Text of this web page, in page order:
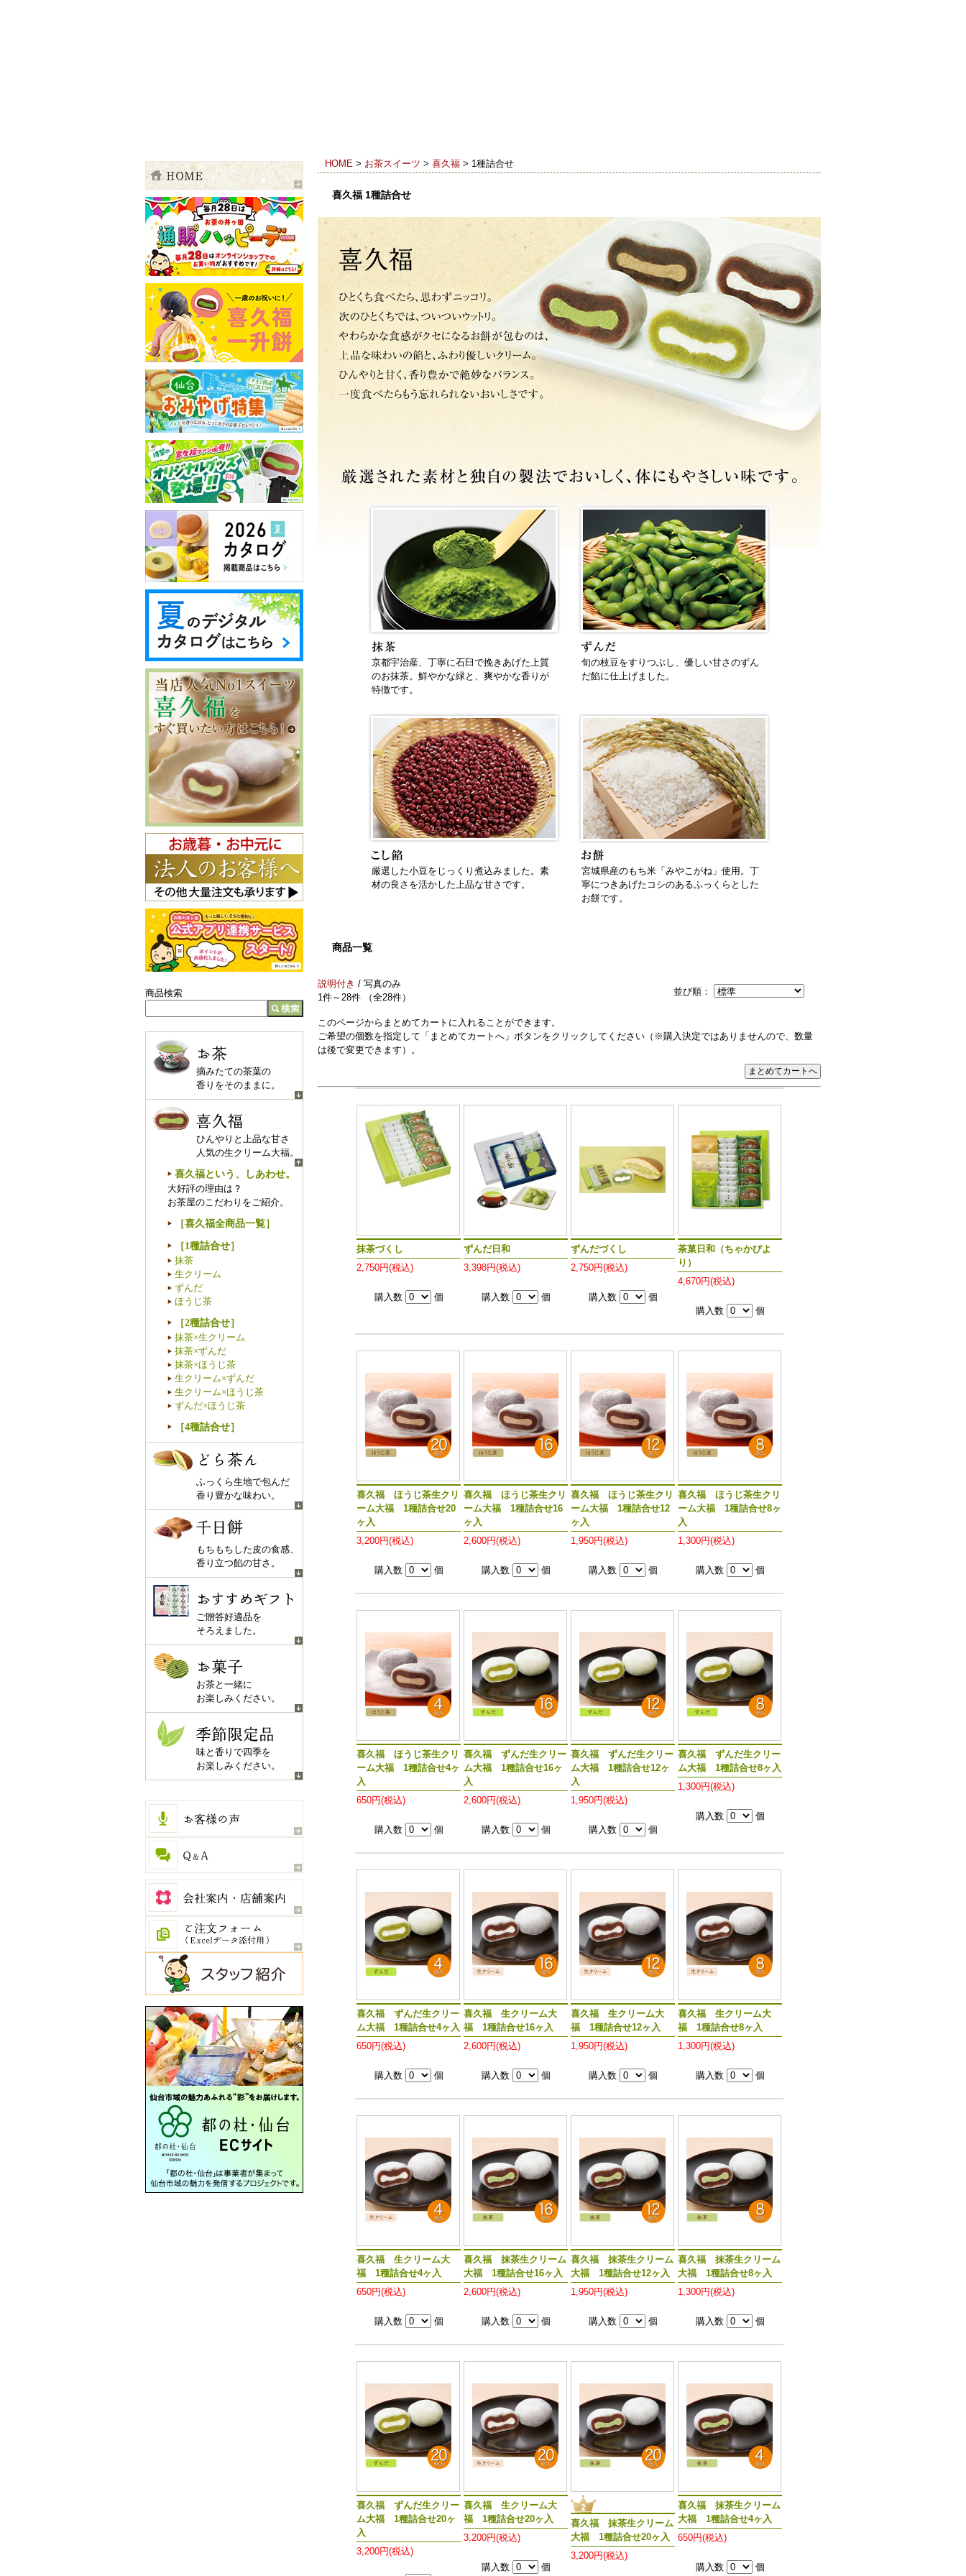
商品検索
お茶
摘みたての茶葉の
香りをそのままに。
喜久福
ひんやりと上品な甘さ
人気の生クリーム大福。
喜久福という、しあわせ。
大好評の理由は？
お茶屋のこだわりをご紹介。
［喜久福全商品一覧］
［1種詰合せ］
抹茶
生クリーム
ずんだ
ほうじ茶
［2種詰合せ］
抹茶×生クリーム
抹茶×ずんだ
抹茶×ほうじ茶
生クリーム×ずんだ
生クリーム×ほうじ茶
ずんだ×ほうじ茶
［4種詰合せ］
どら茶ん
ふっくら生地で包んだ
香り豊かな味わい。
千日餅
もちもちした皮の食感、
香り立つ餡の甘さ。
おすすめギフト
ご贈答好適品を
そろえました。
お菓子
お茶と一緒に
お楽しみください。
季節限定品
味と香りで四季を
お楽しみください。
HOME > お茶スイーツ > 喜久福 > 1種詰合せ
喜久福 1種詰合せ
京都宇治産、丁寧に石臼で挽きあげた上質
のお抹茶。鮮やかな緑と、爽やかな香りが
特徴です。
旬の枝豆をすりつぶし、優しい甘さのずん
だ餡に仕上げました。
厳選した小豆をじっくり煮込みました。素
材の良さを活かした上品な甘さです。
宮城県産のもち米「みやこがね」使用。丁
寧につきあげたコシのあるふっくらとした
お餅です。
商品一覧
並び順：
説明付き / 写真のみ
1件～28件 （全28件）
このページからまとめてカートに入れることができます。
ご希望の個数を指定して「まとめてカートへ」ボタンをクリックしてください（※購入決定ではありませんので、数量
は後で変更できます）。
抹茶づくし
2,750円(税込)
購入数 個
ずんだ日和
3,398円(税込)
購入数 個
ずんだづくし
2,750円(税込)
購入数 個
茶菓日和（ちゃかびよ
り）
4,670円(税込)
購入数 個
喜久福 ほうじ茶生クリ
ーム大福 1種詰合せ20
ヶ入
3,200円(税込)
購入数 個
喜久福 ほうじ茶生クリ
ーム大福 1種詰合せ16
ヶ入
2,600円(税込)
購入数 個
喜久福 ほうじ茶生クリ
ーム大福 1種詰合せ12
ヶ入
1,950円(税込)
購入数 個
喜久福 ほうじ茶生クリ
ーム大福 1種詰合せ8ヶ
入
1,300円(税込)
購入数 個
喜久福 ほうじ茶生クリ
ーム大福 1種詰合せ4ヶ
入
650円(税込)
購入数 個
喜久福 ずんだ生クリー
ム大福 1種詰合せ16ヶ
入
2,600円(税込)
購入数 個
喜久福 ずんだ生クリー
ム大福 1種詰合せ12ヶ
入
1,950円(税込)
購入数 個
喜久福 ずんだ生クリー
ム大福 1種詰合せ8ヶ入
1,300円(税込)
購入数 個
喜久福 ずんだ生クリー
ム大福 1種詰合せ4ヶ入
650円(税込)
購入数 個
喜久福 生クリーム大
福 1種詰合せ16ヶ入
2,600円(税込)
購入数 個
喜久福 生クリーム大
福 1種詰合せ12ヶ入
1,950円(税込)
購入数 個
喜久福 生クリーム大
福 1種詰合せ8ヶ入
1,300円(税込)
購入数 個
喜久福 生クリーム大
福 1種詰合せ4ヶ入
650円(税込)
購入数 個
喜久福 抹茶生クリーム
大福 1種詰合せ16ヶ入
2,600円(税込)
購入数 個
喜久福 抹茶生クリーム
大福 1種詰合せ12ヶ入
1,950円(税込)
購入数 個
喜久福 抹茶生クリーム
大福 1種詰合せ8ヶ入
1,300円(税込)
購入数 個
喜久福 ずんだ生クリー
ム大福 1種詰合せ20ヶ
入
3,200円(税込)
喜久福 生クリーム大
福 1種詰合せ20ヶ入
3,200円(税込)
購入数 個
喜久福 抹茶生クリーム
大福 1種詰合せ20ヶ入
3,200円(税込)
喜久福 抹茶生クリーム
大福 1種詰合せ4ヶ入
650円(税込)
購入数 個